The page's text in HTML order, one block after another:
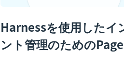
Harnessを使用したイ
ント管理のための